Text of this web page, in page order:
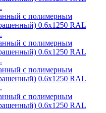
с полимерным
0.6x1250 RAL
с полимерным
0.6x1250 RAL
с полимерным
0.6x1250 RAL
с полимерным
0.6x1250 RAL